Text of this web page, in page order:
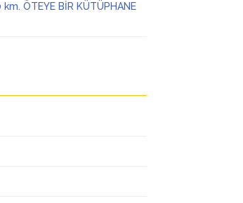
km. ÖTEYE BİR KÜTÜPHANE